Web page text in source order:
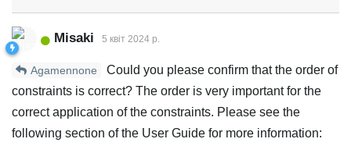
Misaki 5 квiт 2024 р.
Agamennone
Could you please confirm that the order of
constraints is correct? The order is very important for the
correct application of the constraints. Please see the
following section of the User Guide for more information: